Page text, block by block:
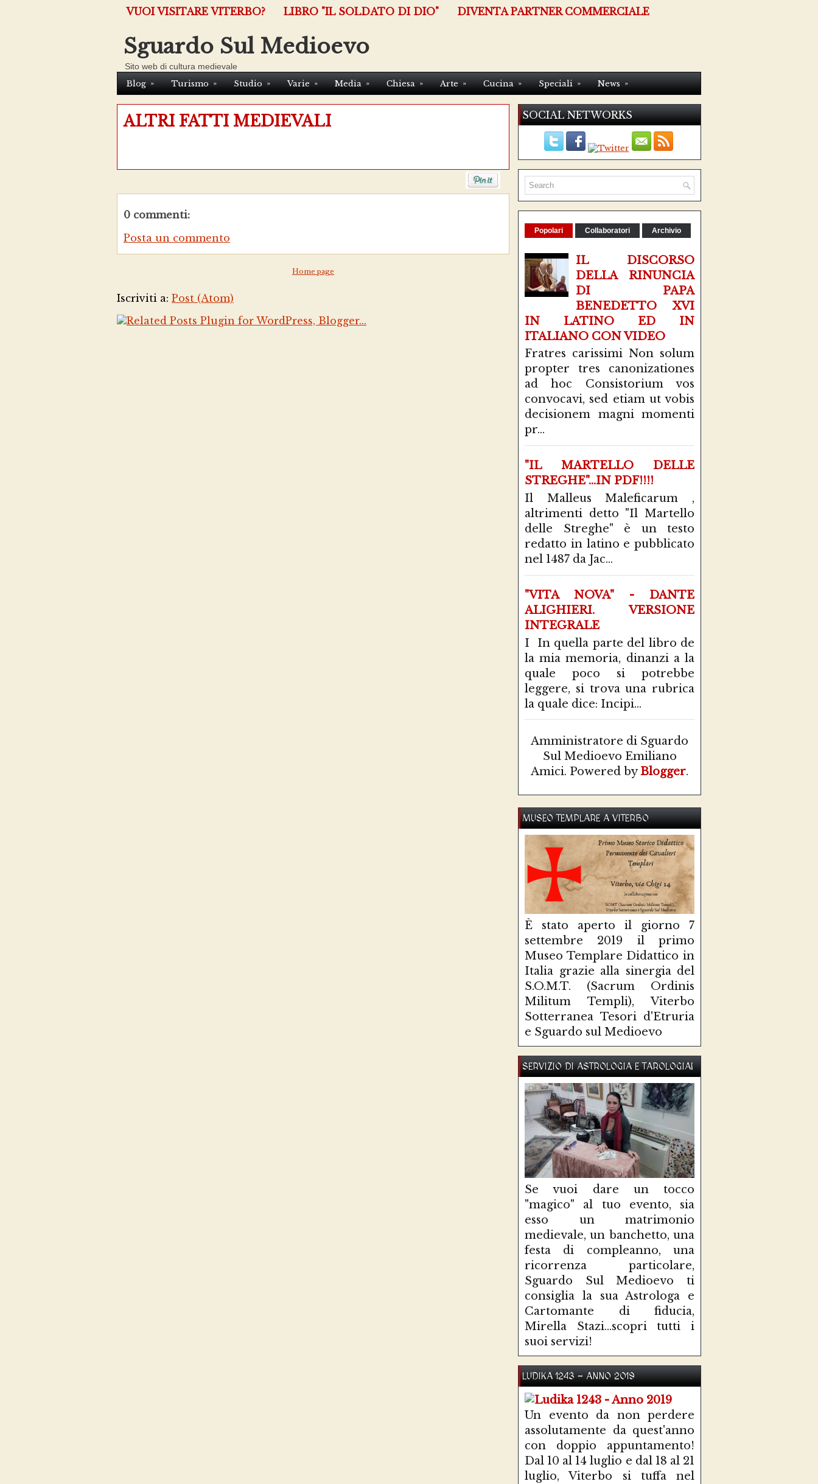
VUOI VISITARE VITERBO? LIBRO "IL SOLDATO DI DIO" DIVENTA PARTNER COMMERCIALE
Sguardo Sul Medioevo
Sito web di cultura medievale
Blog » Turismo » Studio » Varie » Media » Chiesa » Arte » Cucina » Speciali » News »
ALTRI FATTI MEDIEVALI
0 commenti:
Posta un commento
Home page
Iscriviti a: Post (Atom)
SOCIAL NETWORKS
Popolari Collaboratori Archivio
IL DISCORSO
DELLA RINUNCIA
DI PAPA
BENEDETTO XVI
IN LATINO ED IN
ITALIANO CON VIDEO
Fratres carissimi Non solum
propter tres canonizationes
ad hoc Consistorium vos
convocavi, sed etiam ut vobis
decisionem magni momenti
pr...
"IL MARTELLO DELLE
STREGHE"...IN PDF!!!!
Il Malleus Maleficarum ,
altrimenti detto "Il Martello
delle Streghe" è un testo
redatto in latino e pubblicato
nel 1487 da Jac...
"VITA NOVA" - DANTE
ALIGHIERI. VERSIONE
INTEGRALE
I In quella parte del libro de
la mia memoria, dinanzi a la
quale poco si potrebbe
leggere, si trova una rubrica
la quale dice: Incipi...
Amministratore di Sguardo
Sul Medioevo Emiliano
Amici. Powered byBlogger.
MUSEO TEMPLARE A VITERBO
È stato aperto il giorno 7
settembre 2019 il primo
Museo Templare Didattico in
Italia grazie alla sinergia del
S.O.M.T. (Sacrum Ordinis
Militum Templi), Viterbo
Sotterranea Tesori d'Etruria
e Sguardo sul Medioevo
SERVIZIO DI ASTROLOGIA E TAROLOGIA!
Se vuoi dare un tocco
"magico" al tuo evento, sia
esso un matrimonio
medievale, un banchetto, una
festa di compleanno, una
ricorrenza particolare,
Sguardo Sul Medioevo ti
consiglia la sua Astrologa e
Cartomante di fiducia,
Mirella Stazi...scopri tutti i
suoi servizi!
LUDIKA 1243 - ANNO 2019
Un evento da non perdere
assolutamente da quest'anno
con doppio appuntamento!
Dal 10 al 14 luglio e dal 18 al 21
luglio, Viterbo si tuffa nel